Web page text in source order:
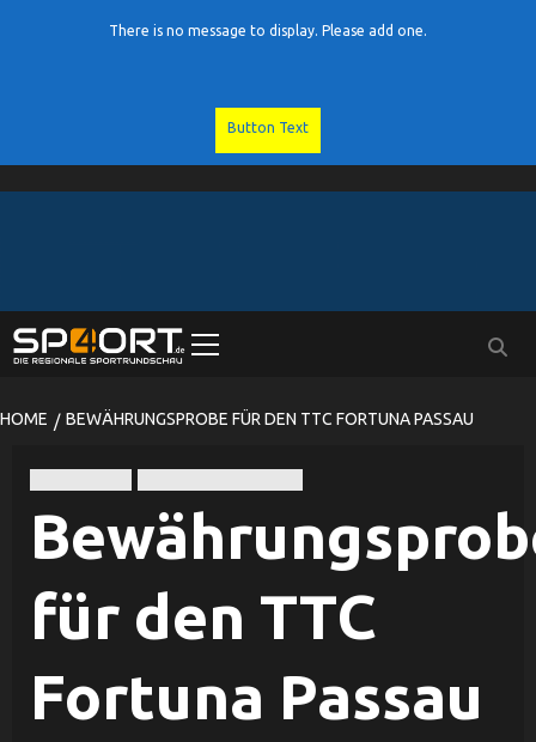
There is no message to display. Please add one.
Button Text
HOME BEWÄHRUNGSPROBE FÜR DEN TTC FORTUNA PASSAU
für den TTC
Fortuna Passau